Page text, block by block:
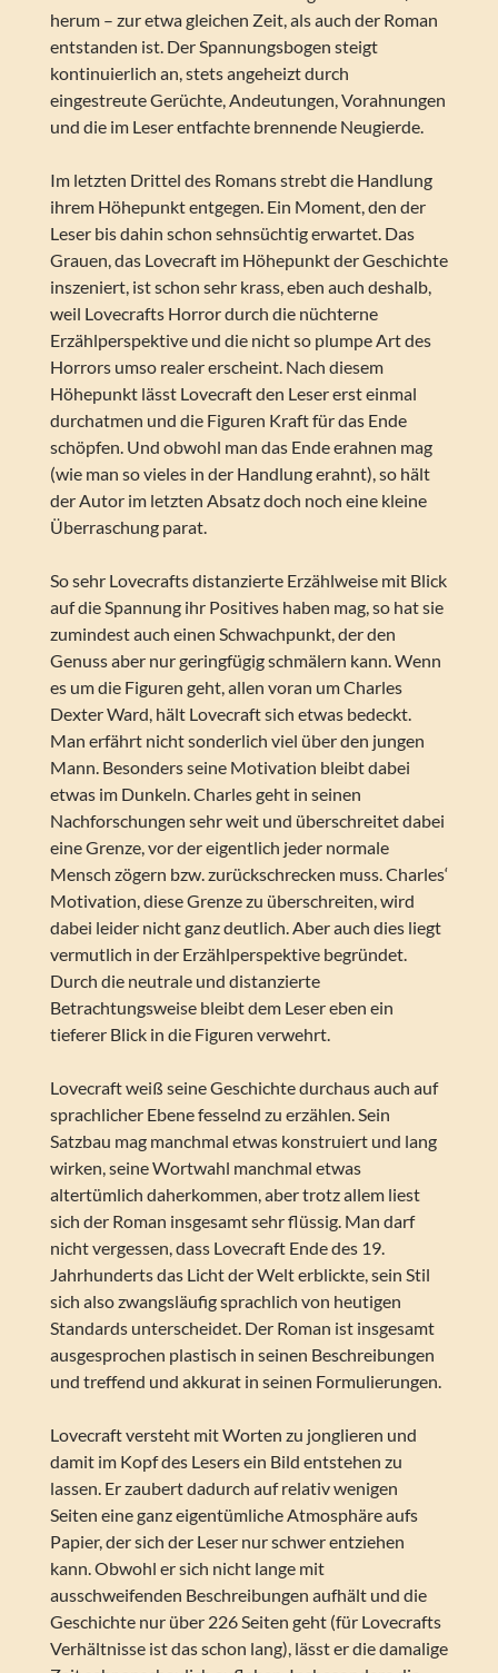
herum – zur etwa gleichen Zeit, als auch der Roman
entstanden ist. Der Spannungsbogen steigt
kontinuierlich an, stets angeheizt durch
eingestreute Gerüchte, Andeutungen, Vorahnungen
und die im Leser entfachte brennende Neugierde.
Im letzten Drittel des Romans strebt die Handlung
ihrem Höhepunkt entgegen. Ein Moment, den der
Leser bis dahin schon sehnsüchtig erwartet. Das
Grauen, das Lovecraft im Höhepunkt der Geschichte
inszeniert, ist schon sehr krass, eben auch deshalb,
weil Lovecrafts Horror durch die nüchterne
Erzählperspektive und die nicht so plumpe Art des
Horrors umso realer erscheint. Nach diesem
Höhepunkt lässt Lovecraft den Leser erst einmal
durchatmen und die Figuren Kraft für das Ende
schöpfen. Und obwohl man das Ende erahnen mag
(wie man so vieles in der Handlung erahnt), so hält
der Autor im letzten Absatz doch noch eine kleine
Überraschung parat.
So sehr Lovecrafts distanzierte Erzählweise mit Blick
auf die Spannung ihr Positives haben mag, so hat sie
zumindest auch einen Schwachpunkt, der den
Genuss aber nur geringfügig schmälern kann. Wenn
es um die Figuren geht, allen voran um Charles
Dexter Ward, hält Lovecraft sich etwas bedeckt.
Man erfährt nicht sonderlich viel über den jungen
Mann. Besonders seine Motivation bleibt dabei
etwas im Dunkeln. Charles geht in seinen
Nachforschungen sehr weit und überschreitet dabei
eine Grenze, vor der eigentlich jeder normale
Mensch zögern bzw. zurückschrecken muss. Charles‘
Motivation, diese Grenze zu überschreiten, wird
dabei leider nicht ganz deutlich. Aber auch dies liegt
vermutlich in der Erzählperspektive begründet.
Durch die neutrale und distanzierte
Betrachtungsweise bleibt dem Leser eben ein
tieferer Blick in die Figuren verwehrt.
Lovecraft weiß seine Geschichte durchaus auch auf
sprachlicher Ebene fesselnd zu erzählen. Sein
Satzbau mag manchmal etwas konstruiert und lang
wirken, seine Wortwahl manchmal etwas
altertümlich daherkommen, aber trotz allem liest
sich der Roman insgesamt sehr flüssig. Man darf
nicht vergessen, dass Lovecraft Ende des 19.
Jahrhunderts das Licht der Welt erblickte, sein Stil
sich also zwangsläufig sprachlich von heutigen
Standards unterscheidet. Der Roman ist insgesamt
ausgesprochen plastisch in seinen Beschreibungen
und treffend und akkurat in seinen Formulierungen.
Lovecraft versteht mit Worten zu jonglieren und
damit im Kopf des Lesers ein Bild entstehen zu
lassen. Er zaubert dadurch auf relativ wenigen
Seiten eine ganz eigentümliche Atmosphäre aufs
Papier, der sich der Leser nur schwer entziehen
kann. Obwohl er sich nicht lange mit
ausschweifenden Beschreibungen aufhält und die
Geschichte nur über 226 Seiten geht (für Lovecrafts
Verhältnisse ist das schon lang), lässt er die damalige